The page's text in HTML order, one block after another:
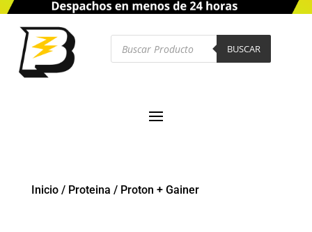
Búsqueda
productos
BUSCAR
Inicio/ Proteina / Proton + Gainer